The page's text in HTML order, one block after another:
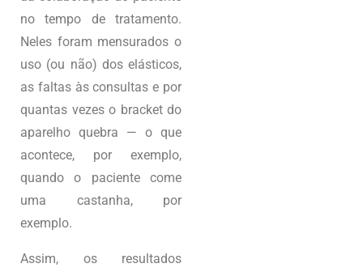
no tempo de tratamento.
Neles foram mensurados o
uso (ou não) dos elásticos,
as faltas às consultas e por
quantas vezes o bracket do
aparelho quebra — o que
acontece, por exemplo,
quando o paciente come
uma castanha, por
exemplo.
Assim, os resultados